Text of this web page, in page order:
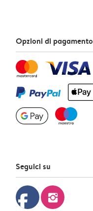
Opzioni di pagamento
Seguici su
facebook instagram